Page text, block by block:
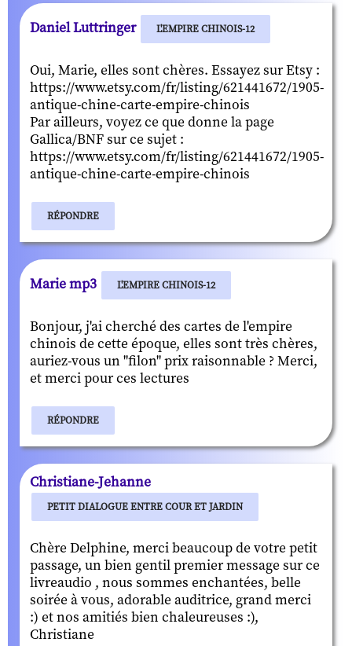
Daniel Luttringer L'EMPIRE CHINOIS-12
Oui, Marie, elles sont chères. Essayez sur Etsy :
https://www.etsy.com/fr/listing/621441672/1905-
antique-chine-carte-empire-chinois
Par ailleurs, voyez ce que donne la page
Gallica/BNF sur ce sujet :
https://www.etsy.com/fr/listing/621441672/1905-
antique-chine-carte-empire-chinois
RÉPONDRE
Marie mp3 L'EMPIRE CHINOIS-12
Bonjour, j'ai cherché des cartes de l'empire
chinois de cette époque, elles sont très chères,
auriez-vous un "filon" prix raisonnable ? Merci,
et merci pour ces lectures
RÉPONDRE
Christiane-Jehanne
PETIT DIALOGUE ENTRE COUR ET JARDIN
Chère Delphine, merci beaucoup de votre petit
passage, un bien gentil premier message sur ce
livreaudio , nous sommes enchantées, belle
soirée à vous, adorable auditrice, grand merci
:) et nos amitiés bien chaleureuses :),
Christiane